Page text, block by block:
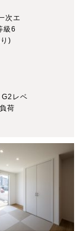
次エ
級6
り)
レベ
荷